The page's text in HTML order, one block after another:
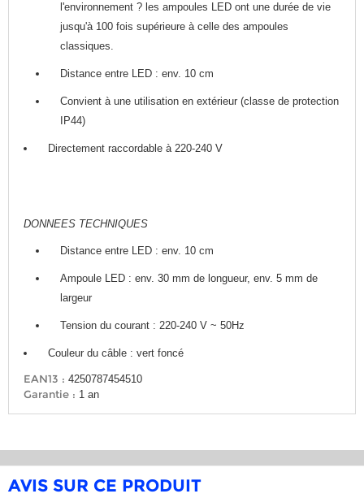
l'environnement ? les ampoules LED ont une durée de vie
jusqu'à 100 fois supérieure à celle des ampoules
classiques.
Distance entre LED : env. 10 cm
Convient à une utilisation en extérieur (classe de protection
IP44)
Directement raccordable à 220-240 V
DONNEES TECHNIQUES
Distance entre LED : env. 10 cm
Ampoule LED : env. 30 mm de longueur, env. 5 mm de
largeur
Tension du courant : 220-240 V ~ 50Hz
Couleur du câble : vert foncé
EAN13 : 4250787454510
Garantie : 1 an
AVIS SUR CE PRODUIT